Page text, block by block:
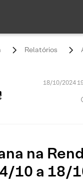
Relatórios
18/10/2024
na
10 a 18/